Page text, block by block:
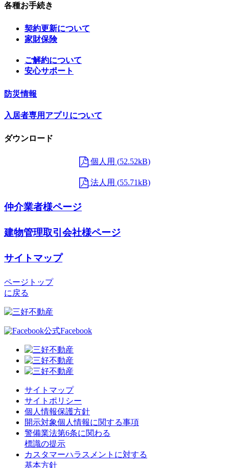
各種お手続き
契約更新について
家財保険
ご解約について
安心サポート
防災情報
入居者専用アプリについて
ダウンロード
個人用 52.52kB
法人用 55.71kB
仲介業者様ページ
建物管理取引会社様ページ
サイトマップ
ページトップ
に戻る
公式Facebook
サイトマップ
サイトポリシー
個人情報保護方針
開示対象個人情報に関する事項
警備業法第6条に関わる
標識の提示
カスタマーハラスメントに対する
基本方針